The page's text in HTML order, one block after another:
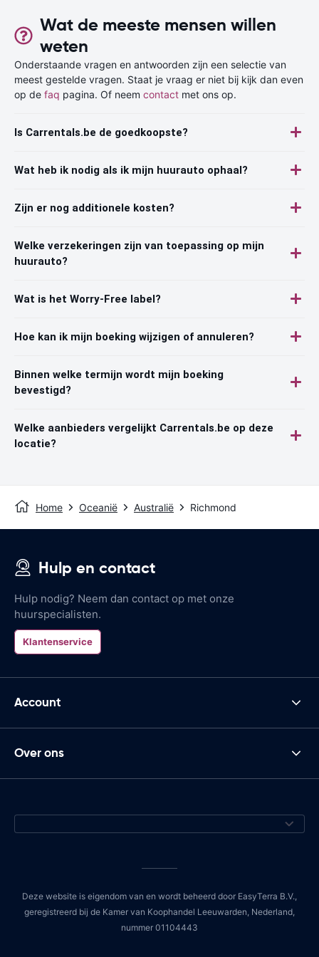
Wat de meeste mensen willen
weten
Onderstaande vragen en antwoorden zijn een selectie van
meest gestelde vragen. Staat je vraag er niet bij kijk dan even
op de faq pagina. Of neem contact met ons op.
Is Carrentals.be de goedkoopste?
Wat heb ik nodig als ik mijn huurauto ophaal?
Zijn er nog additionele kosten?
Welke verzekeringen zijn van toepassing op mijn
huurauto?
Wat is het Worry-Free label?
Hoe kan ik mijn boeking wijzigen of annuleren?
Binnen welke termijn wordt mijn boeking
bevestigd?
Welke aanbieders vergelijkt Carrentals.be op deze
locatie?
Home Oceanië Australië Richmond
Hulp en contact
Hulp nodig? Neem dan contact op met onze
huurspecialisten.
Klantenservice
Account
Over ons
Deze website is eigendom van en wordt beheerd door EasyTerra B.V.,
geregistreerd bij de Kamer van Koophandel Leeuwarden, Nederland,
nummer 01104443